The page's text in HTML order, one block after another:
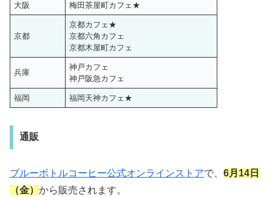
大阪 梅田茶屋町カフェ★
京都
京都カフェ★
京都六角カフェ
京都木屋町カフェ
兵庫
神戸カフェ
神戸阪急カフェ
福岡 福岡天神カフェ★
通販
ブルーボトルコーヒー公式オンラインストアで、 6月14日
（金） から販売されます。